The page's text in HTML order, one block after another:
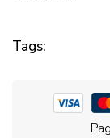
Tags: